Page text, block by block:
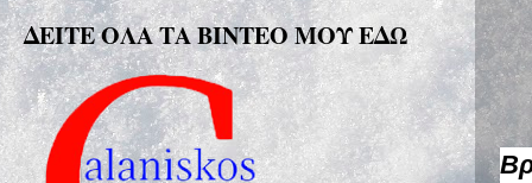
ΔΕΙΤΕ ΟΛΑ ΤΑ ΒΙΝΤΕΟ ΜΟΥ ΕΔΩ